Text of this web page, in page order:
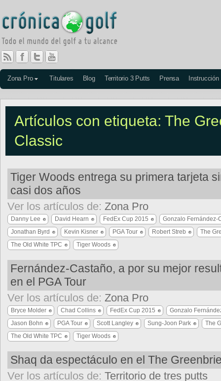
Zona Pro Titulares Blog Territorio 3 Putts Prensa Instrucción
Artículos con etiqueta: The
Classic
Tiger Woods entrega su primera tarjeta
casi dos años
Ver los artículos de: Zona Pro
Danny Lee David Hearn FedEx Cup 2015
Gonzalo Fernández-
Jonathan Byrd
Kevin Kisner PGA Tour Robert Streb
The
The Old White TPC
Tiger Woods
Fernández-Castaño, a por su mejor
en el PGA Tour
Ver los artículos de: Zona Pro
Bryce Molder Chad Collins FedEx Cup 2015
Gonzalo
Jason Bohn
PGA Tour Scott Langley Sung-Joon Park
The
The Old White TPC
Tiger Woods
Shaq da espectáculo en el The
Ver los artículos de: Territorio de tres putts